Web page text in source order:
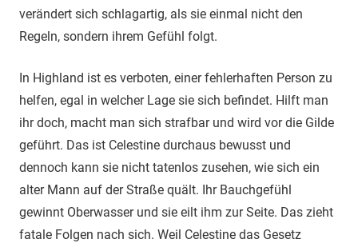
verändert sich schlagartig, als sie einmal nicht den
Regeln, sondern ihrem Gefühl folgt.
In Highland ist es verboten, einer fehlerhaften Person zu
helfen, egal in welcher Lage sie sich befindet. Hilft man
ihr doch, macht man sich strafbar und wird vor die Gilde
geführt. Das ist Celestine durchaus bewusst und
dennoch kann sie nicht tatenlos zusehen, wie sich ein
alter Mann auf der Straße quält. Ihr Bauchgefühl
gewinnt Oberwasser und sie eilt ihm zur Seite. Das zieht
fatale Folgen nach sich. Weil Celestine das Gesetz